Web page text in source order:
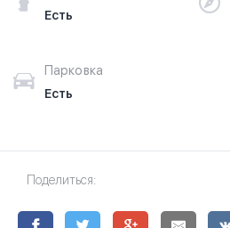
Есть
Парковка
Есть
Поделиться: